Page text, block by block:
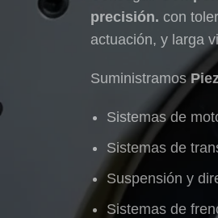
precisión. con
actuación, y larga
Suministramos
Sistemas de
Sistemas de
Suspensión y
Sistemas de